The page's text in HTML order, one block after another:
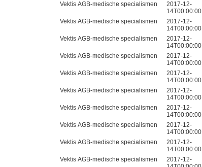
Vektis AGB-medische specialismen
2017-12-
14T00:00:00
Vektis AGB-medische specialismen
2017-12-
14T00:00:00
Vektis AGB-medische specialismen
2017-12-
14T00:00:00
Vektis AGB-medische specialismen
2017-12-
14T00:00:00
Vektis AGB-medische specialismen
2017-12-
14T00:00:00
Vektis AGB-medische specialismen
2017-12-
14T00:00:00
Vektis AGB-medische specialismen
2017-12-
14T00:00:00
Vektis AGB-medische specialismen
2017-12-
14T00:00:00
Vektis AGB-medische specialismen
2017-12-
14T00:00:00
Vektis AGB-medische specialismen
2017-12-